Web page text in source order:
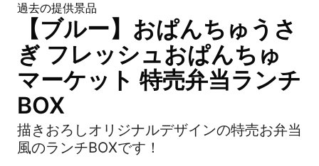
過去の提供景品
【ブルー】おぱんちゅうさ
ぎ フレッシュおぱんちゅ
マーケット 特売弁当ランチ
BOX
描きおろしオリジナルデザインの特売お弁当
風のランチBOXです！